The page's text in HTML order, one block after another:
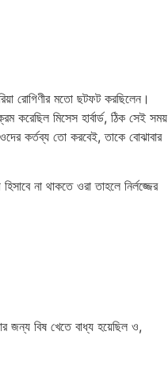
রোগিণীর মতো ছটফট করছিলেন।
করেছিল মিসেস হার্বার্ড, ঠিক সেই সময়
কর্তব্য তো করবেই, তাকে বোঝাবার
না থাকতে ওরা তাহলে নির্লজ্জের
জন্য বিষ খেতে বাধ্য হয়েছিল ও,